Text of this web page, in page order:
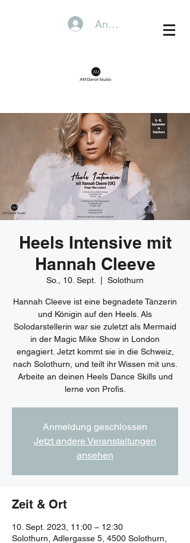
Anmelden
Heels Intensive mit
Hannah Cleeve
So., 10. Sept. Solothurn
Hannah Cleeve ist eine begnadete Tänzerin
und Königin auf den Heels. Als
Solodarstellerin war sie zuletzt als Mermaid
in der Magic Mike Show in London
engagiert. Jetzt kommt sie in die Schweiz,
nach Solothurn, und teilt ihr Wissen mit uns.
Arbeite an deinen Heels Dance Skills und
lerne von Profis.
Anmeldung geschlossen
Jetzt andere Veranstaltungen
ansehen
Zeit & Ort
10. Sept. 2023, 11:00 – 12:30
Solothurn, Adlergasse 5, 4500 Solothurn,